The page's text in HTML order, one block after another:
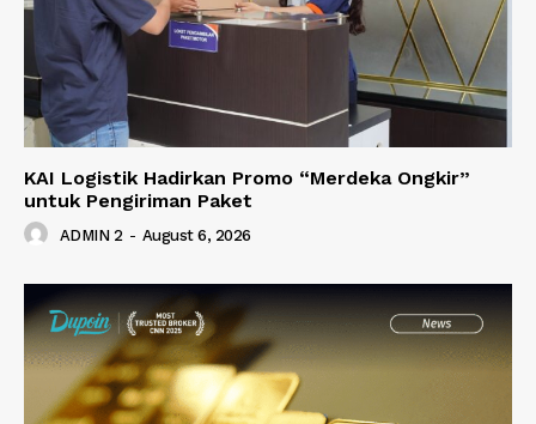
KAI Logistik Hadirkan Promo “Merdeka Ongkir”
untuk Pengiriman Paket
ADMIN 2 - August 6, 2026